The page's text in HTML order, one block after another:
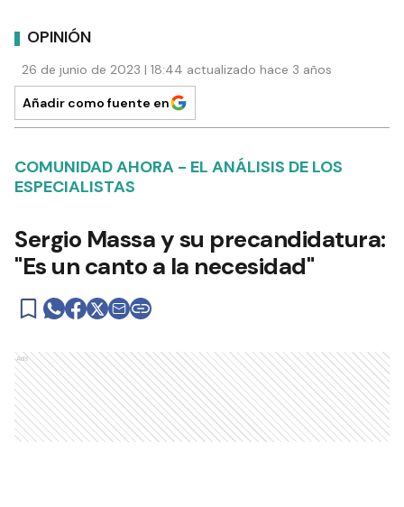
OPINIÓN
26 de junio de 2023 | 18:44 actualizado hace 3 años
Añadir como fuente en
COMUNIDAD AHORA - EL ANÁLISIS DE LOS
ESPECIALISTAS
Sergio Massa y su precandidatura:
"Es un canto a la necesidad"
Ads